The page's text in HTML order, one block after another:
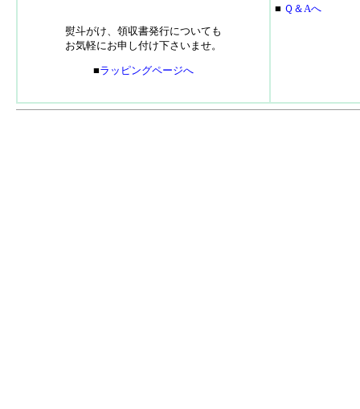
熨斗がけ、領収書発行についても
お気軽にお申し付け下さいませ。
■ラッピングページへ
■ Ｑ＆Aへ